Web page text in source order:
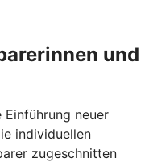
und
neuer
individuellen
zugeschnitten